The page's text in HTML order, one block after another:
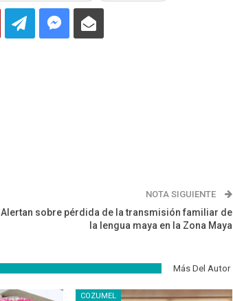
NOTA SIGUIENTE
Alertan sobre pérdida de la transmisión familiar de
la lengua maya en la Zona Maya
Más Del Autor
COZUMEL